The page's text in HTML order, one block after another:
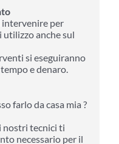
per
anche sul
si eseguiranno
e denaro.
farlo da casa mia ?
nostri tecnici ti
necessario per il